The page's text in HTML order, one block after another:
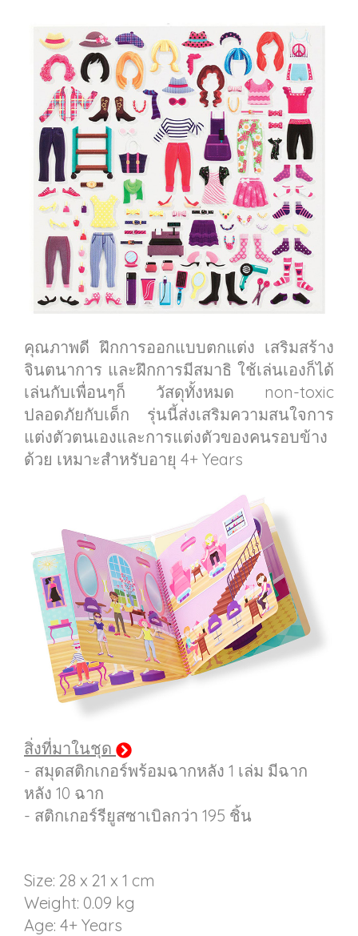
คุณภาพดี ฝึกการออกแบบตกแต่ง เสริมสร้าง
จินตนาการ และฝึกการมีสมาธิ ใช้เล่นเองก็ได้
เล่นกับเพื่อนๆก็ วัสดุทั้งหมด non-toxic
ปลอดภัยกับเด็ก รุ่นนี้ส่งเสริมความสนใจการ
แต่งตัวตนเองและการแต่งตัวของคนรอบข้าง
ด้วย เหมาะสำหรับอายุ 4+ Years
สิ่งที่มาในชุด
- สมุดสติกเกอร์พร้อมฉากหลัง 1 เล่ม มีฉาก
หลัง 10 ฉาก
- สติกเกอร์รียูสซาเบิลกว่า 195 ชิ้น
Size: 28 x 21 x 1 cm
Weight: 0.09 kg
Age: 4+ Years